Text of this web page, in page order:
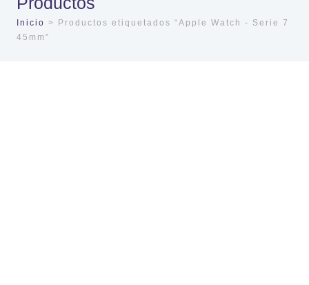
Inicio > Productos etiquetados “Apple Watch - Serie 7
45mm”